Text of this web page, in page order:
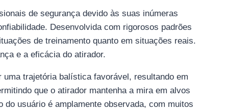
de segurança devido às suas inúmeras
Desenvolvida com rigorosos padrões
de treinamento quanto em situações reais.
e a eficácia do atirador.
trajetória balística favorável, resultando em
que o atirador mantenha a mira em alvos
usuário é amplamente observada, com muitos